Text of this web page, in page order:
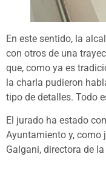
En este sentido, la
con otros de una
que, como ya es
la charla pudieron
tipo de detalles. Todo
El jurado ha estado
Ayuntamiento y, como
Galgani, directora de